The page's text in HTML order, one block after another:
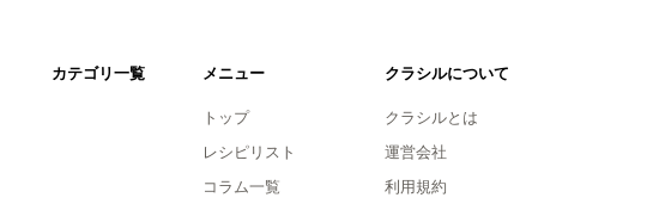
カテゴリ一覧 メニュー
トップ
レシピリスト
コラム一覧
クラシルについて
クラシルとは
運営会社
利用規約